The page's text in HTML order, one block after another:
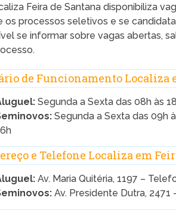
Feira de Santana disponibiliza
os processos seletivos e se
se informar sobre vagas abertas,
de Funcionamento Localiza
Segunda a Sexta das 08h às
Segunda a Sexta das 09h
e Telefone Localiza em
Av. Maria Quitéria, 1197 –
Av. Presidente Dutra,